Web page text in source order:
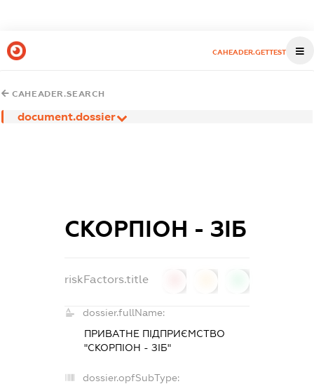
CAHEADER.GETTEST
CAHEADER.SEARCH
document.dossier
СКОРПІОН - ЗІБ
riskFactors.title
dossier.fullName:
ПРИВАТНЕ ПІДПРИЄМСТВО
"СКОРПІОН - ЗІБ"
dossier.opfSubType: